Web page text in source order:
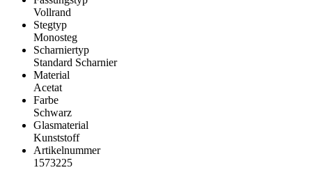
Vollrand
Stegtyp
Monosteg
Scharniertyp
Standard Scharnier
Material
Acetat
Farbe
Schwarz
Glasmaterial
Kunststoff
Artikelnummer
1573225